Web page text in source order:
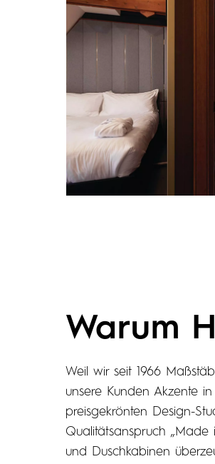
Warum
Weil wir seit 1966
unsere Kunden Akzente
preisgekrönten Design-
Qualitätsanspruch „Made
und Duschkabinen